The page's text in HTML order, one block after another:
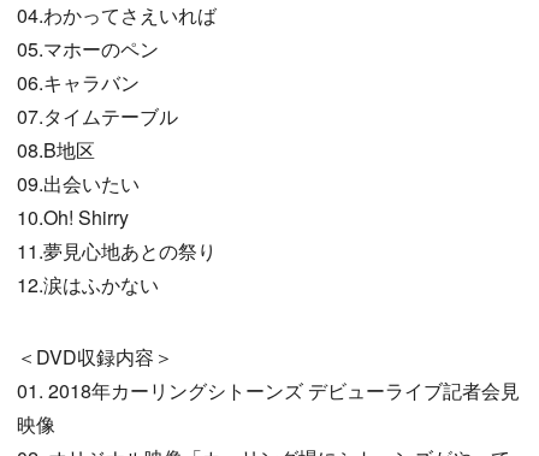
04.わかってさえいれば
05.マホーのペン
06.キャラバン
07.タイムテーブル
08.B地区
09.出会いたい
10.Oh! Shirry
11.夢見心地あとの祭り
12.涙はふかない
＜DVD収録内容＞
01. 2018年カーリングシトーンズ デビューライブ記者会見
映像